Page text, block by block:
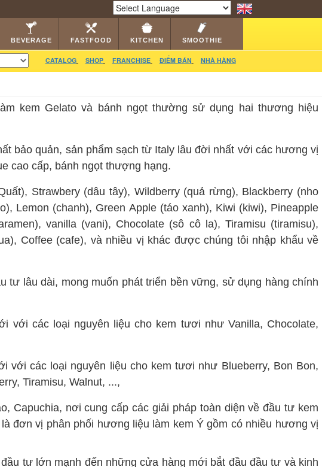
VIDEO HỎI ĐÁP LIÊN HỆ
Powered by Translate
BEVERAGE FASTFOOD KITCHEN SMOOTHIE
CATALOG SHOP FRANCHISE ĐIỂM BÁN NHÀ HÀNG
kem Gelato và bánh ngọt thường sử dụng hai thương hiệu
bảo quản, sản phẩm sạch từ Italy lâu đời nhất với các hương vị
cao cấp, bánh ngọt thượng hạng.
Strawbery (dâu tây), Wildberry (quả rừng), Blackberry (nho
Lemon (chanh), Green Apple (táo xanh), Kiwi (kiwi), Pineapple
vanilla (vani), Chocolate (sô cô la), Tiramisu (tiramisu),
Coffee (cafe), và nhiều vị khác được chúng tôi nhập khẩu về
tư lâu dài, mong muốn phát triển bền vững, sử dụng hàng chính
với các loại nguyên liệu cho kem tươi như Vanilla, Chocolate,
với các loại nguyên liệu cho kem tươi như Blueberry, Bon Bon,
Tiramisu, Walnut, ...,
Capuchia, nơi cung cấp các giải pháp toàn diện về đầu tư kem
đơn vị phân phối hương liệu làm kem Ý gồm có nhiều hương vị
tư lớn mạnh đến những cửa hàng mới bắt đầu đầu tư và kinh